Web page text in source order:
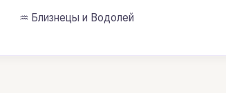
♒ Близнецы и Водолей